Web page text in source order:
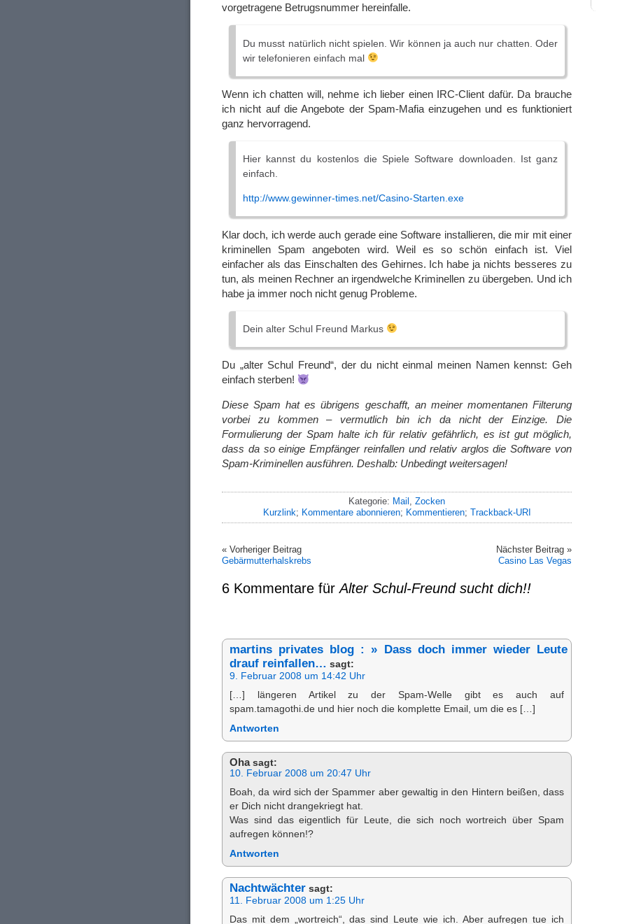
vorgetragene Betrugsnummer hereinfalle.
Du musst natürlich nicht spielen. Wir können ja auch nur chatten. Oder
wir telefonieren einfach mal
Wenn ich chatten will, nehme ich lieber einen IRC-Client dafür. Da brauche
ich nicht auf die Angebote der Spam-Mafia einzugehen und es funktioniert
ganz hervorragend.
Hier kannst du kostenlos die Spiele Software downloaden. Ist ganz
einfach.
http://www.gewinner-times.net/Casino-Starten.exe
Klar doch, ich werde auch gerade eine Software installieren, die mir mit einer
kriminellen Spam angeboten wird. Weil es so schön einfach ist. Viel
einfacher als das Einschalten des Gehirnes. Ich habe ja nichts besseres zu
tun, als meinen Rechner an irgendwelche Kriminellen zu übergeben. Und ich
habe ja immer noch nicht genug Probleme.
Dein alter Schul Freund Markus
Du „alter Schul Freund“, der du nicht einmal meinen Namen kennst: Geh
einfach sterben!
Diese Spam hat es übrigens geschafft, an meiner momentanen Filterung
vorbei zu kommen – vermutlich bin ich da nicht der Einzige. Die
Formulierung der Spam halte ich für relativ gefährlich, es ist gut möglich,
dass da so einige Empfänger reinfallen und relativ arglos die Software von
Spam-Kriminellen ausführen. Deshalb: Unbedingt weitersagen!
Kategorie: Mail , Zocken
Kurzlink; Kommentare abonnieren; Kommentieren; Trackback-URI
« Vorheriger Beitrag
Gebärmutterhalskrebs
Nächster Beitrag »
Casino Las Vegas
6 Kommentare fürAlter Schul-Freund sucht dich!!
martins privates blog : » Dass doch immer wieder Leute
drauf reinfallen… sagt:
9. Februar 2008 um 14:42 Uhr
[…] längeren Artikel zu der Spam-Welle gibt es auch auf
spam.tamagothi.de und hier noch die komplette Email, um die es […]
Antworten
Oha sagt:
10. Februar 2008 um 20:47 Uhr
Boah, da wird sich der Spammer aber gewaltig in den Hintern beißen, dass
er Dich nicht drangekriegt hat.
Was sind das eigentlich für Leute, die sich noch wortreich über Spam
aufregen können!?
Antworten
Nachtwächter sagt:
11. Februar 2008 um 1:25 Uhr
Das mit dem „wortreich“, das sind Leute wie ich. Aber aufregen tue ich